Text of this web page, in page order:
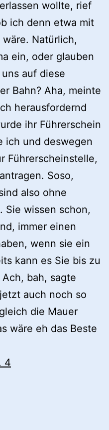
wollte, rief
ich denn etwa mit
Natürlich,
ein, oder glauben
auf diese
Bahn? Aha, meinte
herausfordernd
ihr Führerschein
ich und deswegen
Führerscheinstelle,
Soso,
also ohne
Sie wissen schon,
immer einen
wenn sie ein
kann es Sie bis zu
bah, sagte
auch noch so
die Mauer
wäre eh das Beste
4